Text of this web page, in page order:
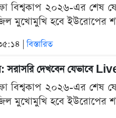
বিশ্বকাপ ২০২৬-এর শেষ
মুখোমুখি হবে ইউরোপের
|বিস্তারিত
সরাসরি দেখবেন যেভাবে
বিশ্বকাপ ২০২৬-এর শেষ
মুখোমুখি হবে ইউরোপের